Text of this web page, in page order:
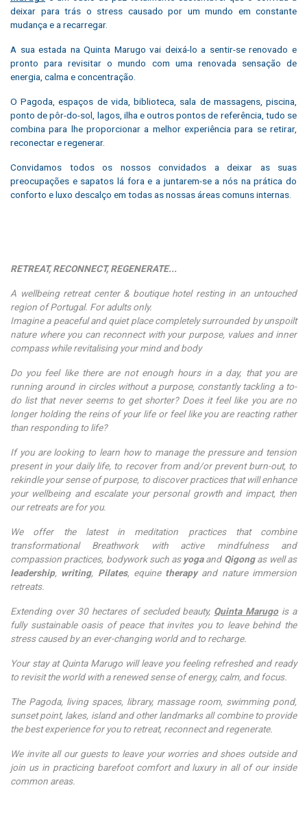
deixar para trás o stress causado por um mundo em constante
mudança e a recarregar.
A sua estada na Quinta Marugo vai deixá-lo a sentir-se renovado e
pronto para revisitar o mundo com uma renovada sensação de
energia, calma e concentração.
O Pagoda, espaços de vida, biblioteca, sala de massagens, piscina,
ponto de pôr-do-sol, lagos, ilha e outros pontos de referência, tudo se
combina para lhe proporcionar a melhor experiência para se retirar,
reconectar e regenerar.
Convidamos todos os nossos convidados a deixar as suas
preocupações e sapatos lá fora e a juntarem-se a nós na prática do
conforto e luxo descalço em todas as nossas áreas comuns internas.
RETREAT, RECONNECT, REGENERATE...
A wellbeing retreat center & boutique hotel resting in an untouched
region of Portugal. For adults only.
Imagine a peaceful and quiet place completely surrounded by unspoilt
nature where you can reconnect with your purpose, values and inner
compass while revitalising your mind and body
Do you feel like there are not enough hours in a day, that you are
running around in circles without a purpose, constantly tackling a to-
do list that never seems to get shorter? Does it feel like you are no
longer holding the reins of your life or feel like you are reacting rather
than responding to life?
If you are looking to learn how to manage the pressure and tension
present in your daily life, to recover from and/or prevent burn-out, to
rekindle your sense of purpose, to discover practices that will enhance
your wellbeing and escalate your personal growth and impact, then
our retreats are for you.
We offer the latest in meditation practices that combine
transformational Breathwork with active mindfulness and
compassion practices, bodywork such as yogaand Qigongas well as
leadership, writing, Pilates, equine therapyand nature immersion
retreats.
Extending over 30 hectares of secluded beauty, Quinta Marugois a
fully sustainable oasis of peace that invites you to leave behind the
stress caused by an ever-changing world and to recharge.
Your stay at Quinta Marugo will leave you feeling refreshed and ready
to revisit the world with a renewed sense of energy, calm, and focus.
The Pagoda, living spaces, library, massage room, swimming pond,
sunset point, lakes, island and other landmarks all combine to provide
the best experience for you to retreat, reconnect and regenerate.
We invite all our guests to leave your worries and shoes outside and
join us in practicing barefoot comfort and luxury in all of our inside
common areas.